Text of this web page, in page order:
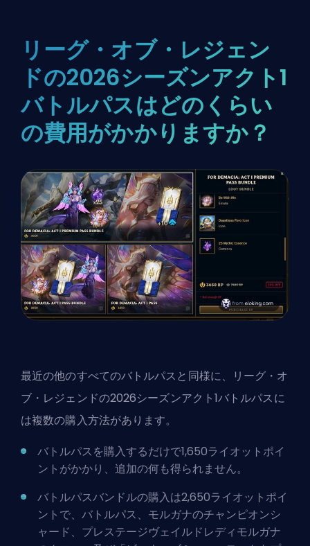
リーグ・オブ・レジェン
ドの2026シーズンアクト1
バトルパスはどのくらい
の費用がかかりますか？
最近の他のすべてのバトルパスと同様に、リーグ・オ
ブ・レジェンドの2026シーズンアクト1バトルパスに
は複数の購入方法があります。
バトルパスを購入するだけで1,650ライオットポイ
ントがかかり、追加の何も得られません。
バトルパスバンドルの購入は2,650ライオットポイ
ントで、バトルパス、モルガナのチャンピオンシ
ャード、プレステージヴェイルドレディモルガナ